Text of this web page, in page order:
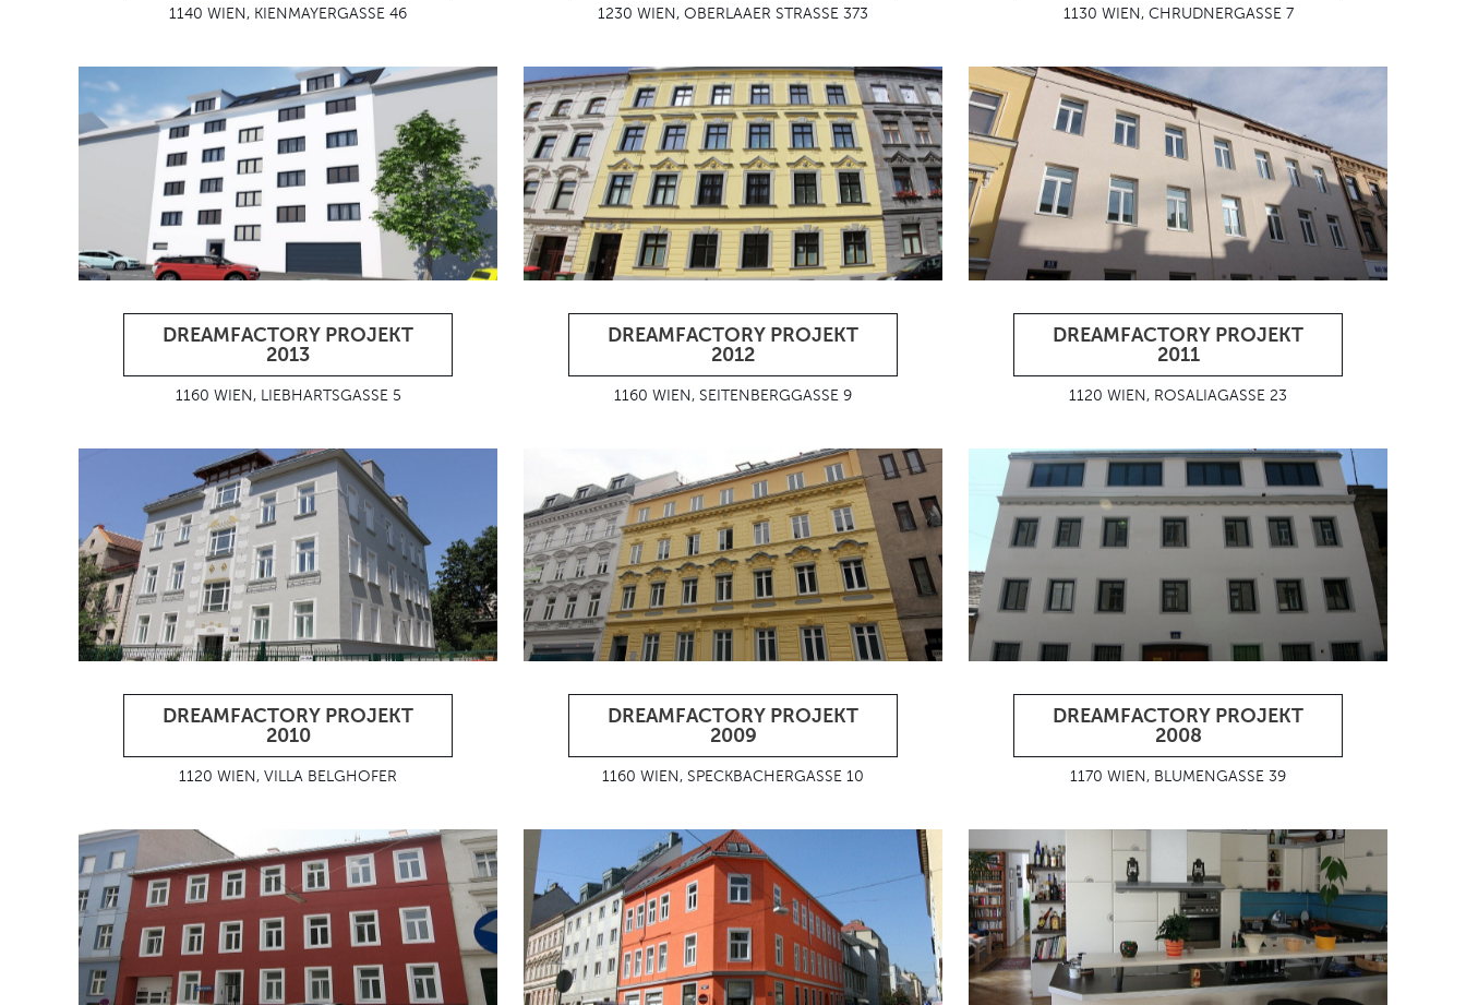
1140 WIEN, KIENMAYERGASSE 46 1230 WIEN, OBERLAAER STRASSE 373 1130 WIEN, CHRUDNERGASSE 7
DREAMFACTORY PROJEKT
2013
1160 WIEN, LIEBHARTSGASSE 5
DREAMFACTORY PROJEKT
2012
1160 WIEN, SEITENBERGGASSE 9
DREAMFACTORY PROJEKT
2011
1120 WIEN, ROSALIAGASSE 23
DREAMFACTORY PROJEKT
2010
1120 WIEN, VILLA BELGHOFER
DREAMFACTORY PROJEKT
2009
1160 WIEN, SPECKBACHERGASSE 10
DREAMFACTORY PROJEKT
2008
1170 WIEN, BLUMENGASSE 39